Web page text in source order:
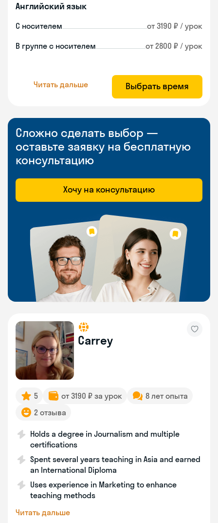
Английский язык
С носителем от 3190 ₽ / урок
В группе с носителем от 2800 ₽ / урок
Читать дальше Выбрать время
Сложно сделать выбор —
оставьте заявку на бесплатную
консультацию
Хочу на консультацию
Carrey
5 от 3190 ₽ за урок
8 лет опыта
2 отзыва
Holds a degree in Journalism and multiple
certifications
Spent several years teaching in Asia and earned
an International Diploma
Uses experience in Marketing to enhance
teaching methods
Читать дальше